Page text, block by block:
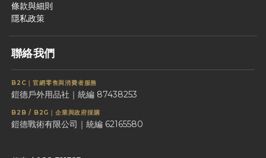
條款與細則
隱私政策
聯絡我們
B2C｜官網零售與消費者服務
鎧德戶外用品社｜統編 87438253
B2B / B2G｜企業與政府採購
鎧德戰術有限公司｜統編 62165580